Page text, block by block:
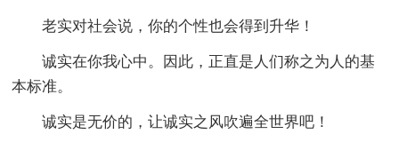
老实对社会说，你的个性也会得到升华！
诚实在你我心中。因此，正直是人们称之为人的基
本标准。
诚实是无价的，让诚实之风吹遍全世界吧！